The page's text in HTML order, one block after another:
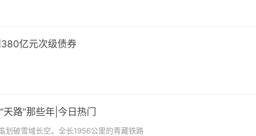
亿元次级债券
天路”那些年|今日热门
划破雪域长空。全长1956公里的青藏铁路